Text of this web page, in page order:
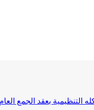
التنظيمية بعقد الجمع